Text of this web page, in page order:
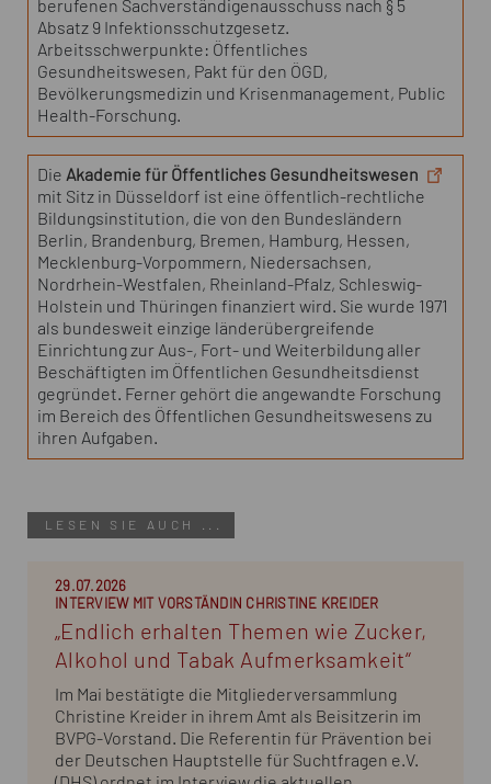
berufenen Sachverständigenausschuss nach § 5
Absatz 9 Infektionsschutzgesetz.
Arbeitsschwerpunkte: Öffentliches
Gesundheitswesen, Pakt für den ÖGD,
Bevölkerungsmedizin und Krisenmanagement, Public
Health-Forschung.
Die Akademie für Öffentliches Gesundheitswesen
mit Sitz in Düsseldorf ist eine öffentlich-rechtliche
Bildungsinstitution, die von den Bundesländern
Berlin, Brandenburg, Bremen, Hamburg, Hessen,
Mecklenburg-Vorpommern, Niedersachsen,
Nordrhein-Westfalen, Rheinland-Pfalz, Schleswig-
Holstein und Thüringen finanziert wird. Sie wurde 1971
als bundesweit einzige länderübergreifende
Einrichtung zur Aus-, Fort- und Weiterbildung aller
Beschäftigten im Öffentlichen Gesundheitsdienst
gegründet. Ferner gehört die angewandte Forschung
im Bereich des Öffentlichen Gesundheitswesens zu
ihren Aufgaben.
LESEN SIE AUCH ...
29.07.2026
INTERVIEW MIT VORSTÄNDIN CHRISTINE KREIDER
„Endlich erhalten Themen wie Zucker,
Alkohol und Tabak Aufmerksamkeit“
Im Mai bestätigte die Mitgliederversammlung
Christine Kreider in ihrem Amt als Beisitzerin im
BVPG-Vorstand. Die Referentin für Prävention bei
der Deutschen Hauptstelle für Suchtfragen e.V.